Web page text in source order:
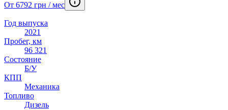
От 6792 грн / мес
Год выпуска
2021
Пробег, км
96 321
Состояние
Б/У
КПП
Механика
Топливо
Дизель